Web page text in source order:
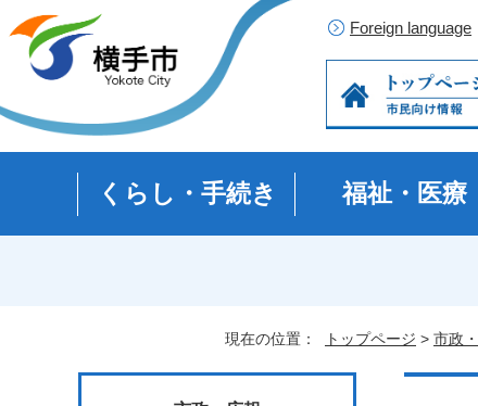
Foreign language
くらし・手続き 福祉・医療
現在の位置： トップページ > 市政